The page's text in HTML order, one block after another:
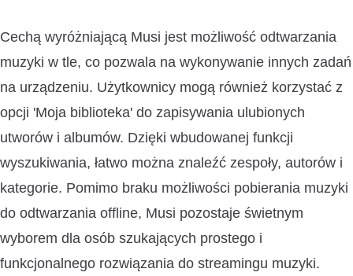
Cechą wyróżniającą Musi jest możliwość odtwarzania
muzyki w tle, co pozwala na wykonywanie innych zadań
na urządzeniu. Użytkownicy mogą również korzystać z
opcji 'Moja biblioteka' do zapisywania ulubionych
utworów i albumów. Dzięki wbudowanej funkcji
wyszukiwania, łatwo można znaleźć zespoły, autorów i
kategorie. Pomimo braku możliwości pobierania muzyki
do odtwarzania offline, Musi pozostaje świetnym
wyborem dla osób szukających prostego i
funkcjonalnego rozwiązania do streamingu muzyki.